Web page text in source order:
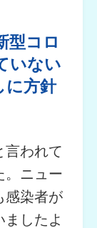
型コロ
いない
に方針
言われて
。ニュー
感染者が
したよ